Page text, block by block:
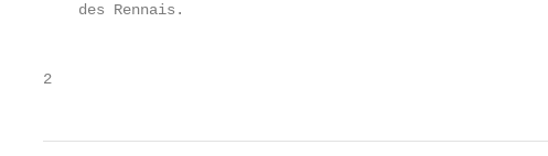
    des Rennais.
2